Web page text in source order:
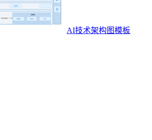
AI技术架构图模板